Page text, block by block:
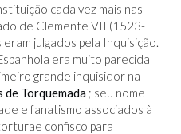
cada vez mais nas
de Clemente VII (1523-
julgados pela Inquisição.
era muito parecida
grande inquisidor na
de Torquemada ; seu nome
e fanatismo associados à
confisco para